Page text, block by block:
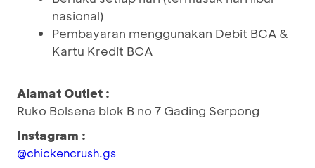
nasional)
Pembayaran menggunakan Debit BCA &
Kartu Kredit BCA
Alamat Outlet :
Ruko Bolsena blok B no 7 Gading Serpong
Instagram :
@chickencrush.gs